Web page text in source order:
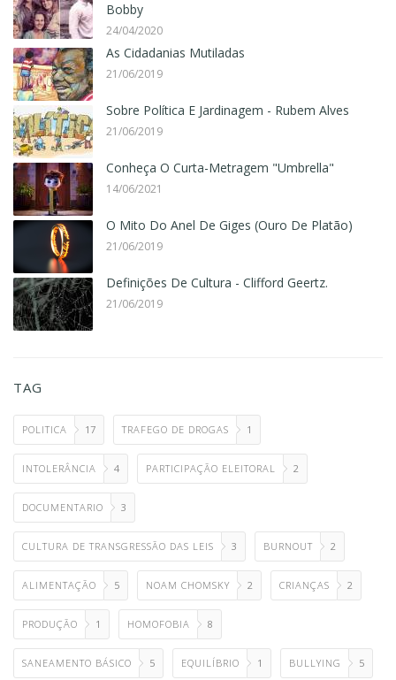
Bobby
24/04/2020
As Cidadanias Mutiladas
21/06/2019
Sobre Política E Jardinagem - Rubem Alves
21/06/2019
Conheça O Curta-Metragem "Umbrella"
14/06/2021
O Mito Do Anel De Giges (Ouro De Platão)
21/06/2019
Definições De Cultura - Clifford Geertz.
21/06/2019
TAG
POLITICA 17 TRAFEGO DE DROGAS 1
INTOLERÂNCIA 4 PARTICIPAÇÃO ELEITORAL 2
DOCUMENTARIO 3
CULTURA DE TRANSGRESSÃO DAS LEIS 3 BURNOUT 2
ALIMENTAÇÃO 5 NOAM CHOMSKY 2 CRIANÇAS 2
PRODUÇÃO 1 HOMOFOBIA 8
SANEAMENTO BÁSICO 5 EQUILÍBRIO 1 BULLYING 5